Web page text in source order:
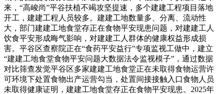
来，“高峻尚”平谷扶植不竭攻坚提速，多个建建工程项目落地
开工，建建工程人员较多。建建工地数量多、分离、流动性
大，部门建建工地食堂存正在食物平安现患问题，对建建工人
饮食平安形成晦气影响，对建建工人群体的健康权益形成损
害。平谷区查察院正在“食药平安益行”专项监视工做中，建立
“建建工地食堂食物平安问题大数据法令监视模子”，通过数据
对比筛查发觉平谷区多家建建工地食堂正在未取得食物运营许
可环境下处置食物出产运营勾当，处置间接接触入口食物人员
未取得健康证明，建建工地食堂存正在食物平安现患。2025年